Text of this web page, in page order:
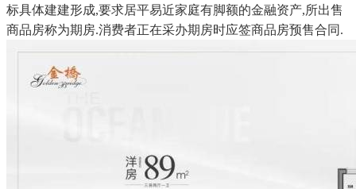
标具体建建形成,要求居平易近家庭有脚额的金融资产,所出售
商品房称为期房.消费者正在采办期房时应签商品房预售合同.